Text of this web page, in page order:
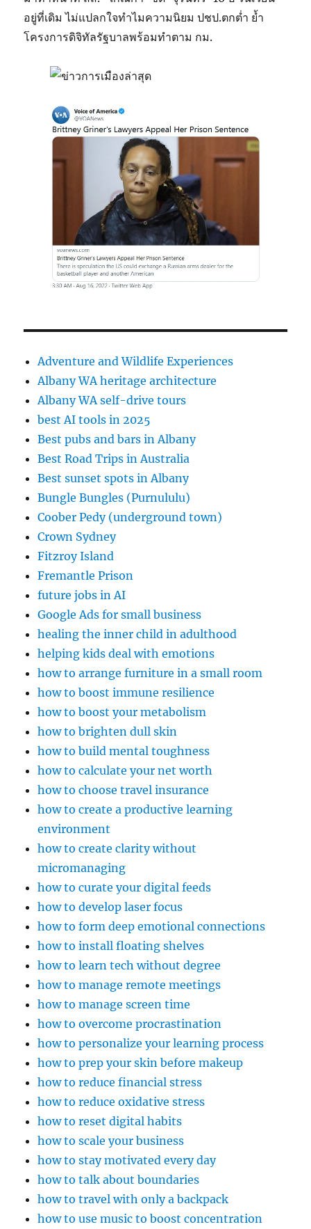
อยู่ที่เดิม ไม่แปลกใจทำไมความนิยม ปชป.ตกต่ำ ย้ำ
โครงการดิจิทัลรัฐบาลพร้อมทำตาม กม.
Adventure and Wildlife Experiences
Albany WA heritage architecture
Albany WA self-drive tours
best AI tools in 2025
Best pubs and bars in Albany
Best Road Trips in Australia
Best sunset spots in Albany
Bungle Bungles (Purnululu)
Coober Pedy (underground town)
Crown Sydney
Fitzroy Island
Fremantle Prison
future jobs in AI
Google Ads for small business
healing the inner child in adulthood
helping kids deal with emotions
how to arrange furniture in a small room
how to boost immune resilience
how to boost your metabolism
how to brighten dull skin
how to build mental toughness
how to calculate your net worth
how to choose travel insurance
how to create a productive learning
environment
how to create clarity without
micromanaging
how to curate your digital feeds
how to develop laser focus
how to form deep emotional connections
how to install floating shelves
how to learn tech without degree
how to manage remote meetings
how to manage screen time
how to overcome procrastination
how to personalize your learning process
how to prep your skin before makeup
how to reduce financial stress
how to reduce oxidative stress
how to reset digital habits
how to scale your business
how to stay motivated every day
how to talk about boundaries
how to travel with only a backpack
how to use music to boost concentration